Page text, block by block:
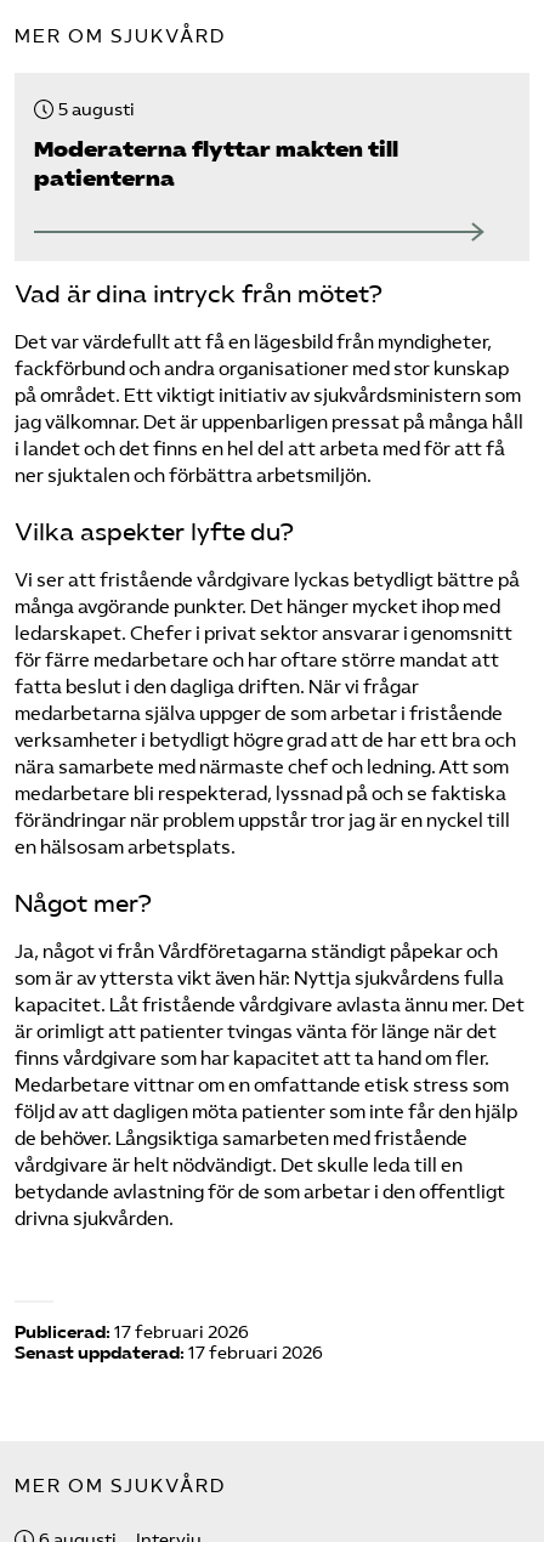
Press
MER OM SJUKVÅRD
5 augusti
Moderaterna flyttar makten till
patienterna
Vad är dina intryck från mötet?
Det var värdefullt att få en lägesbild från myndigheter,
fackförbund och andra organisationer med stor kunskap
på området. Ett viktigt initiativ av sjukvårdsministern som
jag välkomnar. Det är uppenbarligen pressat på många håll
i landet och det finns en hel del att arbeta med för att få
ner sjuktalen och förbättra arbetsmiljön.
Vilka aspekter lyfte du?
Vi ser att fristående vårdgivare lyckas betydligt bättre på
många avgörande punkter. Det hänger mycket ihop med
ledarskapet. Chefer i privat sektor ansvarar i genomsnitt
för färre medarbetare och har oftare större mandat att
fatta beslut i den dagliga driften. När vi frågar
medarbetarna själva uppger de som arbetar i fristående
verksamheter i betydligt högre grad att de har ett bra och
nära samarbete med närmaste chef och ledning. Att som
medarbetare bli respekterad, lyssnad på och se faktiska
förändringar när problem uppstår tror jag är en nyckel till
en hälsosam arbetsplats.
Något mer?
Ja, något vi från Vårdföretagarna ständigt påpekar och
som är av yttersta vikt även här: Nyttja sjukvårdens fulla
kapacitet. Låt fristående vårdgivare avlasta ännu mer. Det
är orimligt att patienter tvingas vänta för länge när det
finns vårdgivare som har kapacitet att ta hand om fler.
Medarbetare vittnar om en omfattande etisk stress som
följd av att dagligen möta patienter som inte får den hjälp
de behöver. Långsiktiga samarbeten med fristående
vårdgivare är helt nödvändigt. Det skulle leda till en
betydande avlastning för de som arbetar i den offentligt
drivna sjukvården.
Publicerad: 17 februari 2026
Senast uppdaterad: 17 februari 2026
MER OM SJUKVÅRD